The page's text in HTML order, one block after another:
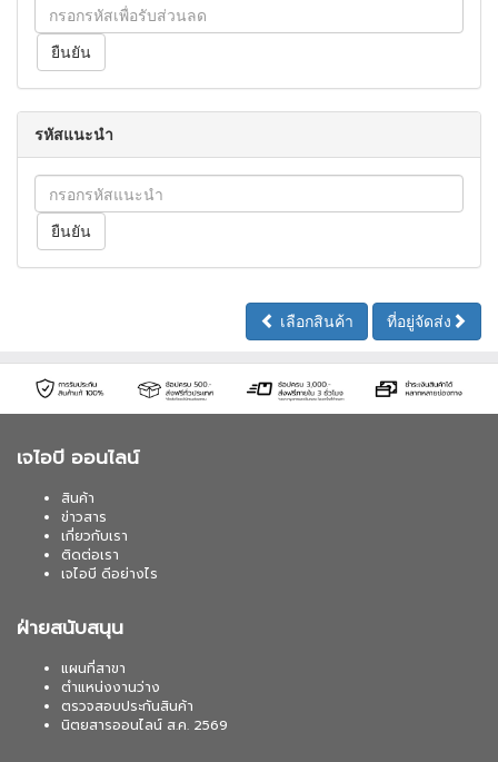
รหัสแนะนำ
เลือกสินค้า ที่อยู่จัดส่ง
เจไอบี ออนไลน์
สินค้า
ข่าวสาร
เกี่ยวกับเรา
ติดต่อเรา
เจไอบี ดีอย่างไร
ฝ่ายสนับสนุน
แผนที่สาขา
ตำแหน่งงานว่าง
ตรวจสอบประกันสินค้า
นิตยสารออนไลน์ ส.ค. 2569